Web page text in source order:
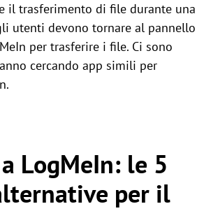
il trasferimento di file durante una
utenti devono tornare al pannello
per trasferire i file. Ci sono
cercando app simili per
LogMeIn: le 5
per il